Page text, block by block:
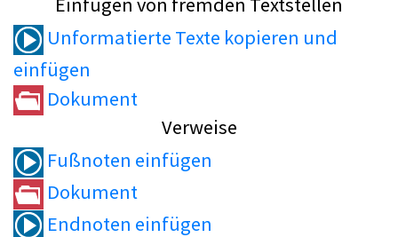
Unformatierte Texte kopieren und
einfügen
Dokument
Verweise
Fußnoten einfügen
Dokument
Endnoten einfügen